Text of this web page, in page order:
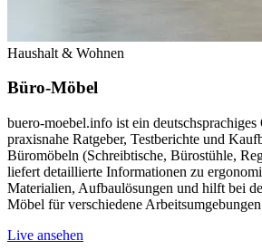
Haushalt & Wohnen
Büro-Möbel
buero-moebel.info ist ein
praxisnahe Ratgeber, Testberichte und
Büromöbeln (Schreibtische, Bürostühle,
liefert detaillierte Informationen zu
Materialien, Aufbaulösungen und hilft bei
Möbel für verschiedene
Live ansehen